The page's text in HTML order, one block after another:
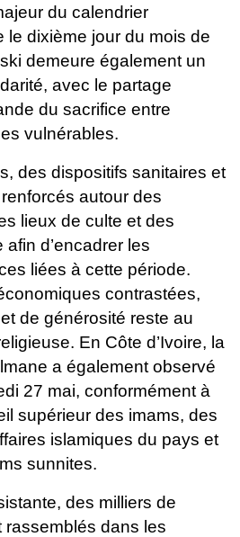
du calendrier
le dixième jour du mois de
demeure également un
avec le partage
du sacrifice entre
vulnérables.
des dispositifs sanitaires et
renforcés autour des
lieux de culte et des
afin d’encadrer les
liées à cette période.
contrastées,
de générosité reste au
En Côte d’Ivoire, la
a également observé
27 mai, conformément à
supérieur des imams, des
islamiques du pays et
sunnites.
des milliers de
dans les